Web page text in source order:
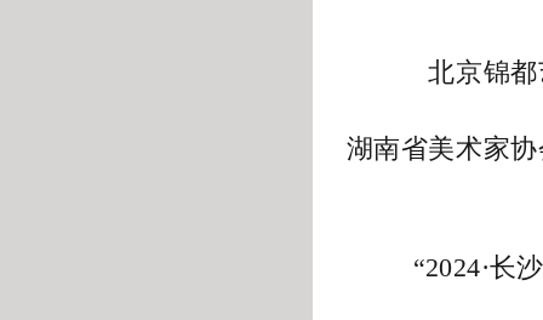
北京锦
湖南省美术家
“2024·长